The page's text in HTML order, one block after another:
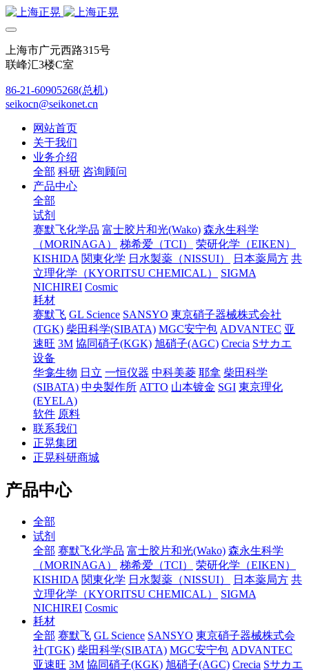
上海市广元西路315号
联峰汇3楼C室
86-21-60905268(总机)
seikocn@seikonet.cn
网站首页
关于我们
业务介绍
全部 科研 咨询顾问
产品中心
全部
试剂
赛默飞化学品 富士胶片和光(Wako) 森永生科学
（MORINAGA）
梯希爱（TCI）
荣研化学（EIKEN）
KISHIDA 関東化学 日水製薬（NISSUI） 日本薬局方 共
立理化学（KYORITSU CHEMICAL）
SIGMA
NICHIREI Cosmic
耗材
赛默飞 GL Science SANSYO 東京硝子器械株式会社
(TGK) 柴田科学(SIBATA) MGC安宁包 ADVANTEC 亚
速旺 3M 協同硝子(KGK) 旭硝子(AGC) Crecia Sサカエ
设备
华龛生物 日立 一恒仪器 中科美菱 耶拿 柴田科学
(SIBATA) 中央製作所 ATTO 山本镀金 SGI 東京理化
(EYELA)
软件 原料
联系我们
正晃集团
正晃科研商城
产品中心
全部
试剂
全部 赛默飞化学品 富士胶片和光(Wako) 森永生科学
（MORINAGA）
梯希爱（TCI）
荣研化学（EIKEN）
KISHIDA 関東化学 日水製薬（NISSUI） 日本薬局方 共
立理化学（KYORITSU CHEMICAL）
SIGMA
NICHIREI Cosmic
耗材
全部 赛默飞 GL Science SANSYO 東京硝子器械株式会
社(TGK) 柴田科学(SIBATA) MGC安宁包 ADVANTEC
亚速旺 3M 協同硝子(KGK) 旭硝子(AGC) Crecia Sサカエ